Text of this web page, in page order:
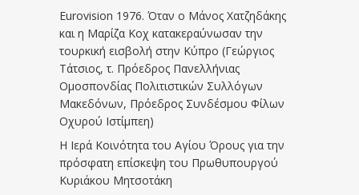
Eurovision 1976. Όταν ο Μάνος Χατζηδάκης
και η Μαρίζα Κοχ κατακεραύνωσαν την
τουρκική εισβολή στην Κύπρο (Γεώργιος
Τάτσιος, τ. Πρόεδρος Πανελλήνιας
Ομοσπονδίας Πολιτιστικών Συλλόγων
Μακεδόνων, Πρόεδρος Συνδέσμου Φίλων
Οχυρού Ιστίμπεη)
Η Ιερά Κοινότητα του Αγίου Όρους για την
πρόσφατη επίσκεψη του Πρωθυπουργού
Κυριάκου Μητσοτάκη